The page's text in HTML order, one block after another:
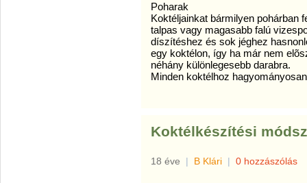
Poharak
Koktéljainkat bármilyen pohárban
talpas vagy magasabb falú
díszítéshez és sok jéghez
egy koktélon, így ha már nem
néhány különlegesebb darabra.
Minden koktélhoz
Koktélkészítési
18 éve | B Klári | 0 hozzászólás